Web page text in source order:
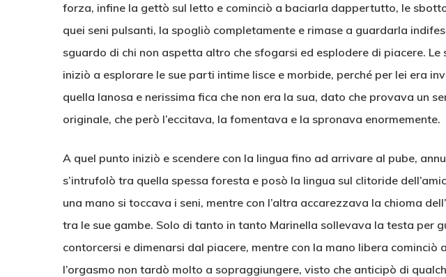
forza, infine la gettò sul letto e cominciò a baciarla dappertutto, le
quei seni pulsanti, la spogliò completamente e rimase a guardarla
sguardo di chi non aspetta altro che sfogarsi ed esplodere di piacere. Le
iniziò a esplorare le sue parti intime lisce e morbide, perché per lei era
quella lanosa e nerissima fica che non era la sua, dato che provava un
originale, che però l’eccitava, la fomentava e la spronava enormemente.
A quel punto iniziò e scendere con la lingua fino ad arrivare al pube,
s’intrufolò tra quella spessa foresta e posò la lingua sul clitoride
una mano si toccava i seni, mentre con l’altra accarezzava la chioma
tra le sue gambe. Solo di tanto in tanto Marinella sollevava la testa per
contorcersi e dimenarsi dal piacere, mentre con la mano libera cominciò
l’orgasmo non tardò molto a sopraggiungere, visto che anticipò di